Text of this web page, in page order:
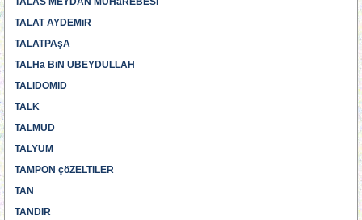
TALAT AYDEMiR
TALATPAşA
TALHa BiN UBEYDULLAH
TALiDOMiD
TALK
TALMUD
TALYUM
TAMPON çöZELTiLER
TAN
TANDIR